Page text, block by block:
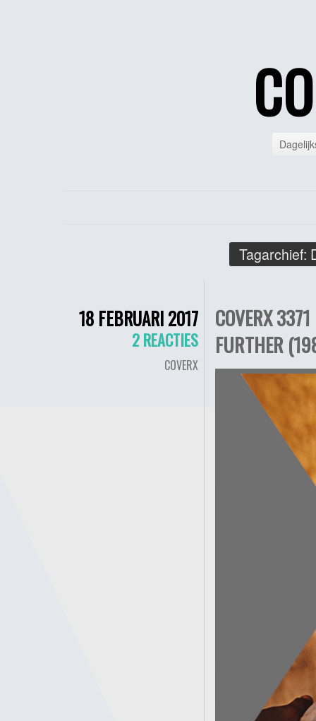
Tagarchief:
18 FEBRUARI 2017
2 REACTIES
COVERX
COVERX
FURTHER